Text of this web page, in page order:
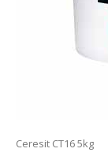
Ceresit CT16 5kg